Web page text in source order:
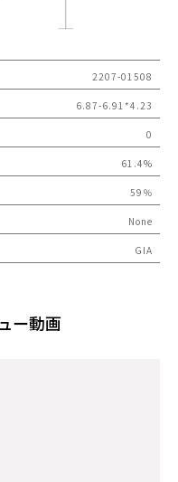
2207-01508
6.87-6.91*4.23
0
61.4%
59％
None
GIA
ー動画